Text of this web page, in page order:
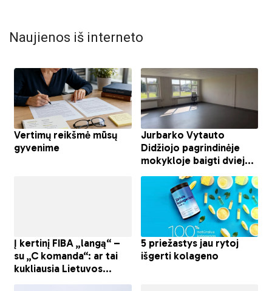
Naujienos iš interneto